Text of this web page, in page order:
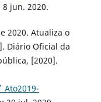
8 jun. 2020.
2020. Atualiza o
Diário Oficial da
[2020].